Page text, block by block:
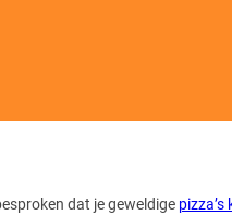
dat je geweldige